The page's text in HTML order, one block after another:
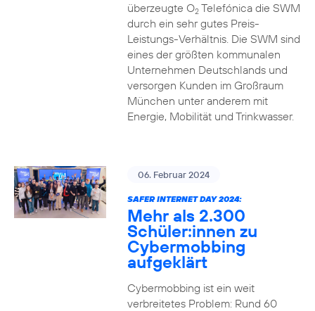
überzeugte O2Telefónica die SWM
durch ein sehr gutes Preis-
Leistungs-Verhältnis. Die SWM sind
eines der größten kommunalen
Unternehmen Deutschlands und
versorgen Kunden im Großraum
München unter anderem mit
Energie, Mobilität und Trinkwasser.
06. Februar 2024
SAFER INTERNET DAY 2024:
Mehr als 2.300
Schüler:innen zu
Cybermobbing
aufgeklärt
Cybermobbing ist ein weit
verbreitetes Problem: Rund 60